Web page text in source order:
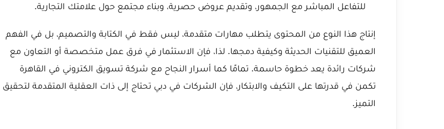
للتفاعل المباشر مع الجمهور، وتقديم عروض حصرية، وبناء مجتمع حول علامتك التجارية.
إنتاج هذا النوع من المحتوى يتطلب مهارات متقدمة، ليس فقط في الكتابة والتصميم، بل في الفهم
العميق للتقنيات الحديثة وكيفية دمجها. لذا، فإن الاستثمار في فرق عمل متخصصة أو التعاون مع
شركات رائدة يعد خطوة حاسمة. تمامًا كما أسرار النجاح مع شركة تسويق الكتروني في القاهرة
تكمن في قدرتها على التكيف والابتكار، فإن الشركات في دبي تحتاج إلى ذات العقلية المتقدمة لتحقيق
التميز.